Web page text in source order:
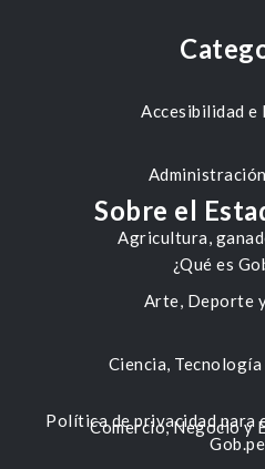
Accesibilidad e
Agricultura,
Arte, Deporte
Ciencia,
Comercio, Negocio y
Sobre el
¿Qué es
Política de privacidad para
Gob.pe